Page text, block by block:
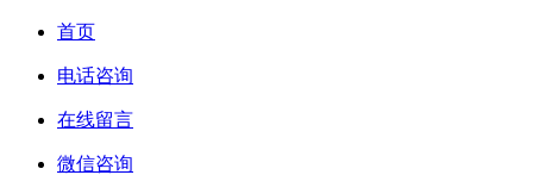
首页
电话咨询
在线留言
微信咨询